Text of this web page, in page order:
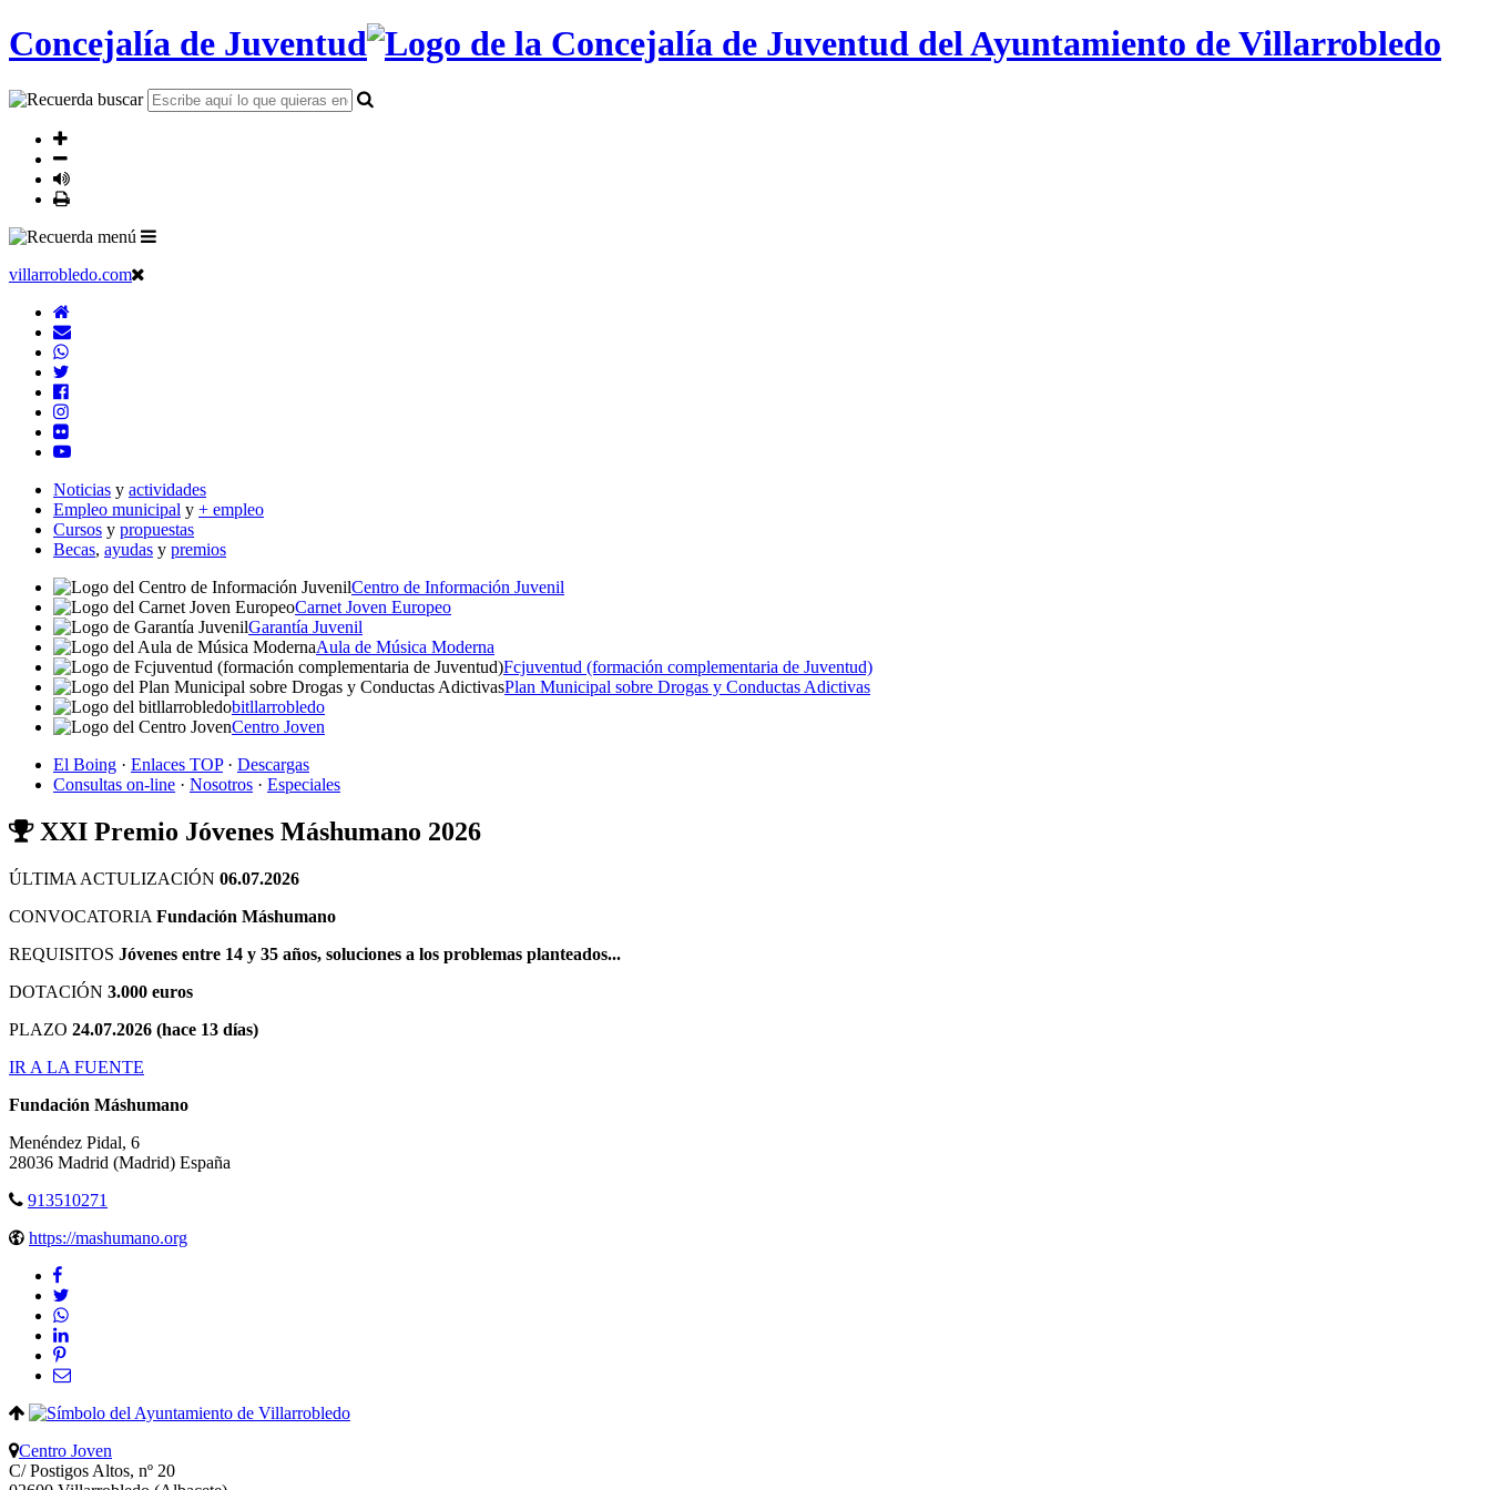
Concejalía de Juventud
villarrobledo.com
Noticias y actividades
Empleo municipal y + empleo
Cursos y propuestas
Becas, ayudas y premios
Centro de Información Juvenil
Carnet Joven Europeo
Garantía Juvenil
Aula de Música Moderna
Fcjuventud (formación complementaria de Juventud)
Plan Municipal sobre Drogas y Conductas Adictivas
bitllarrobledo
Centro Joven
El Boing · Enlaces TOP· Descargas
Consultas on-line · Nosotros · Especiales
XXI Premio Jóvenes Máshumano 2026
ÚLTIMA ACTULIZACIÓN 06.07.2026
CONVOCATORIA Fundación Máshumano
REQUISITOS Jóvenes entre 14 y 35 años, soluciones a los problemas planteados...
DOTACIÓN 3.000 euros
PLAZO 24.07.2026 (hace 13 días)
IR A LA FUENTE
Fundación Máshumano
Menéndez Pidal, 6
28036 Madrid (Madrid) España
913510271
https://mashumano.org
Centro Joven
C/ Postigos Altos, nº 20